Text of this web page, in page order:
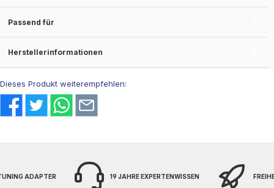
Passend für
Herstellerinformationen
Dieses Produkt weiterempfehlen:
ADAPTER 19 JAHRE EXPERTENWISSEN